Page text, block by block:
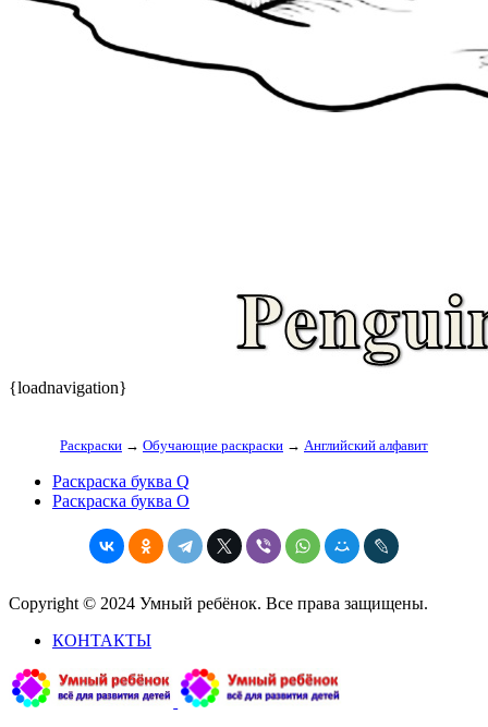
{loadnavigation}
Раскраски → Обучающие раскраски → Английский алфавит
Раскраска буква Q
Раскраска буква O
Copyright © 2024 Умный ребёнок. Все права защищены.
КОНТАКТЫ